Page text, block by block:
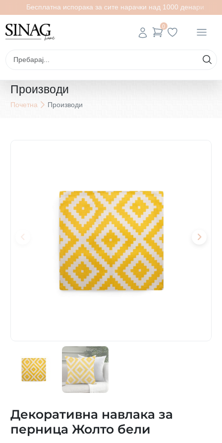
Бесплатна испорака за сите нарачки над 1000 денари
0
Производи
Почетна Производи
Декоративна навлака за
перница Жолто бели